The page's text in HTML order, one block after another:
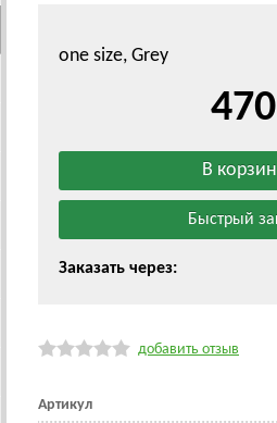
one size, Grey
470
Заказать через:
добавить отзыв
Артикул